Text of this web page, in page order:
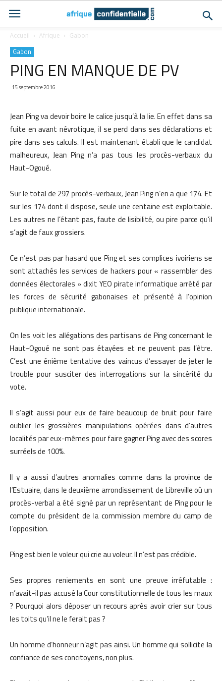
Accueil Afrique Gabon
Gabon
PING EN MANQUE DE PV
15 septembre 2016
Jean Ping va devoir boire le calice jusqu’à la lie. En effet dans sa
fuite en avant névrotique, il se perd dans ses déclarations et
pire dans ses calculs. Il est maintenant établi que le candidat
malheureux, Jean Ping n’a pas tous les procès-verbaux du
Haut-Ogoué.
Sur le total de 297 procès-verbaux, Jean Ping n’en a que 174. Et
sur les 174 dont il dispose, seule une centaine est exploitable.
Les autres ne l’étant pas, faute de lisibilité, ou pire parce qu’il
s’agit de faux grossiers.
Ce n’est pas par hasard que Ping et ses complices ivoiriens se
sont attachés les services de hackers pour « rassembler des
données électorales » dixit YEO pirate informatique arrêté par
les forces de sécurité gabonaises et présenté à l’opinion
publique internationale.
On les voit les allégations des partisans de Ping concernant le
Haut-Ogoué ne sont pas étayées et ne peuvent pas l’être.
C’est une énième tentative des vaincus d’essayer de jeter le
trouble pour susciter des interrogations sur la sincérité du
vote.
Il s’agit aussi pour eux de faire beaucoup de bruit pour faire
oublier les grossières manipulations opérées dans d’autres
localités par eux-mêmes pour faire gagner Ping avec des scores
surréels de 100%.
Il y a aussi d’autres anomalies comme dans la province de
l’Estuaire, dans le deuxième arrondissement de Libreville où un
procès-verbal a été signé par un représentant de Ping pour le
compte du président de la commission membre du camp de
l’opposition.
Ping est bien le voleur qui crie au voleur. Il n’est pas crédible.
Ses propres reniements en sont une preuve irréfutable :
n’avait-il pas accusé la Cour constitutionnelle de tous les maux
? Pourquoi alors déposer un recours après avoir crier sur tous
les toits qu’il ne le ferait pas ?
Un homme d’honneur n’agit pas ainsi. Un homme qui sollicite la
confiance de ses concitoyens, non plus.